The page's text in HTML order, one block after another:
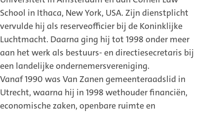
School in Ithaca, New York, USA. Zijn dienstplicht
vervulde hij als reserveofficier bij de Koninklijke
Luchtmacht. Daarna ging hij tot 1998 onder meer
aan het werk als bestuurs- en directiesecretaris bij
een landelijke ondernemersvereniging.
Vanaf 1990 was Van Zanen gemeenteraadslid in
Utrecht, waarna hij in 1998 wethouder financiën,
economische zaken, openbare ruimte en